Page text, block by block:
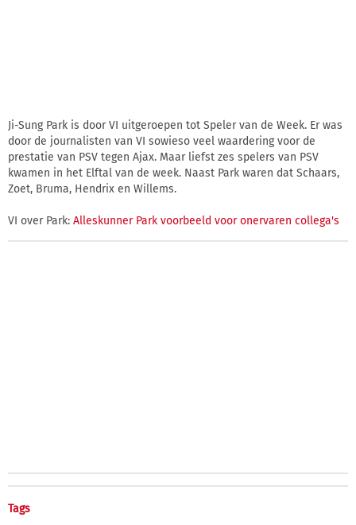
Ji-Sung Park is door VI uitgeroepen tot Speler van de Week. Er was
door de journalisten van VI sowieso veel waardering voor de
prestatie van PSV tegen Ajax. Maar liefst zes spelers van PSV
kwamen in het Elftal van de week. Naast Park waren dat Schaars,
Zoet, Bruma, Hendrix en Willems.
VI over Park: Alleskunner Park voorbeeld voor onervaren collega's
Tags